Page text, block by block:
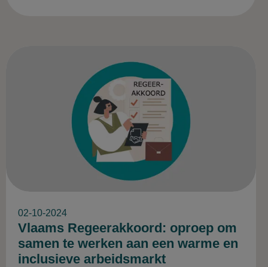
02-10-2024
Vlaams Regeerakkoord: oproep om
samen te werken aan een warme en
inclusieve arbeidsmarkt